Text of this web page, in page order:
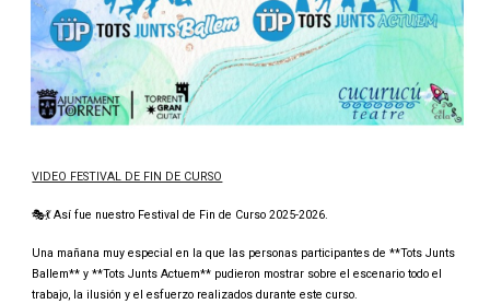
VIDEO FESTIVAL DE FIN DE CURSO
🎭💃 Así fue nuestro Festival de Fin de Curso 2025-2026.
Una mañana muy especial en la que las personas participantes de **Tots Junts
Ballem** y **Tots Junts Actuem** pudieron mostrar sobre el escenario todo el
trabajo, la ilusión y el esfuerzo realizados durante este curso.